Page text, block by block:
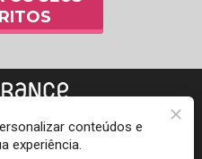
conteúdos e
experiência.